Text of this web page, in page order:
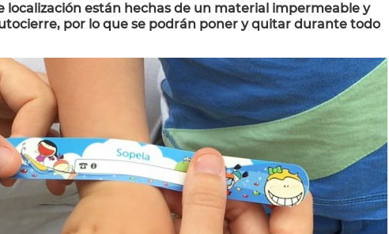
localización están hechas de un material impermeable y
por lo que se podrán poner y quitar durante todo